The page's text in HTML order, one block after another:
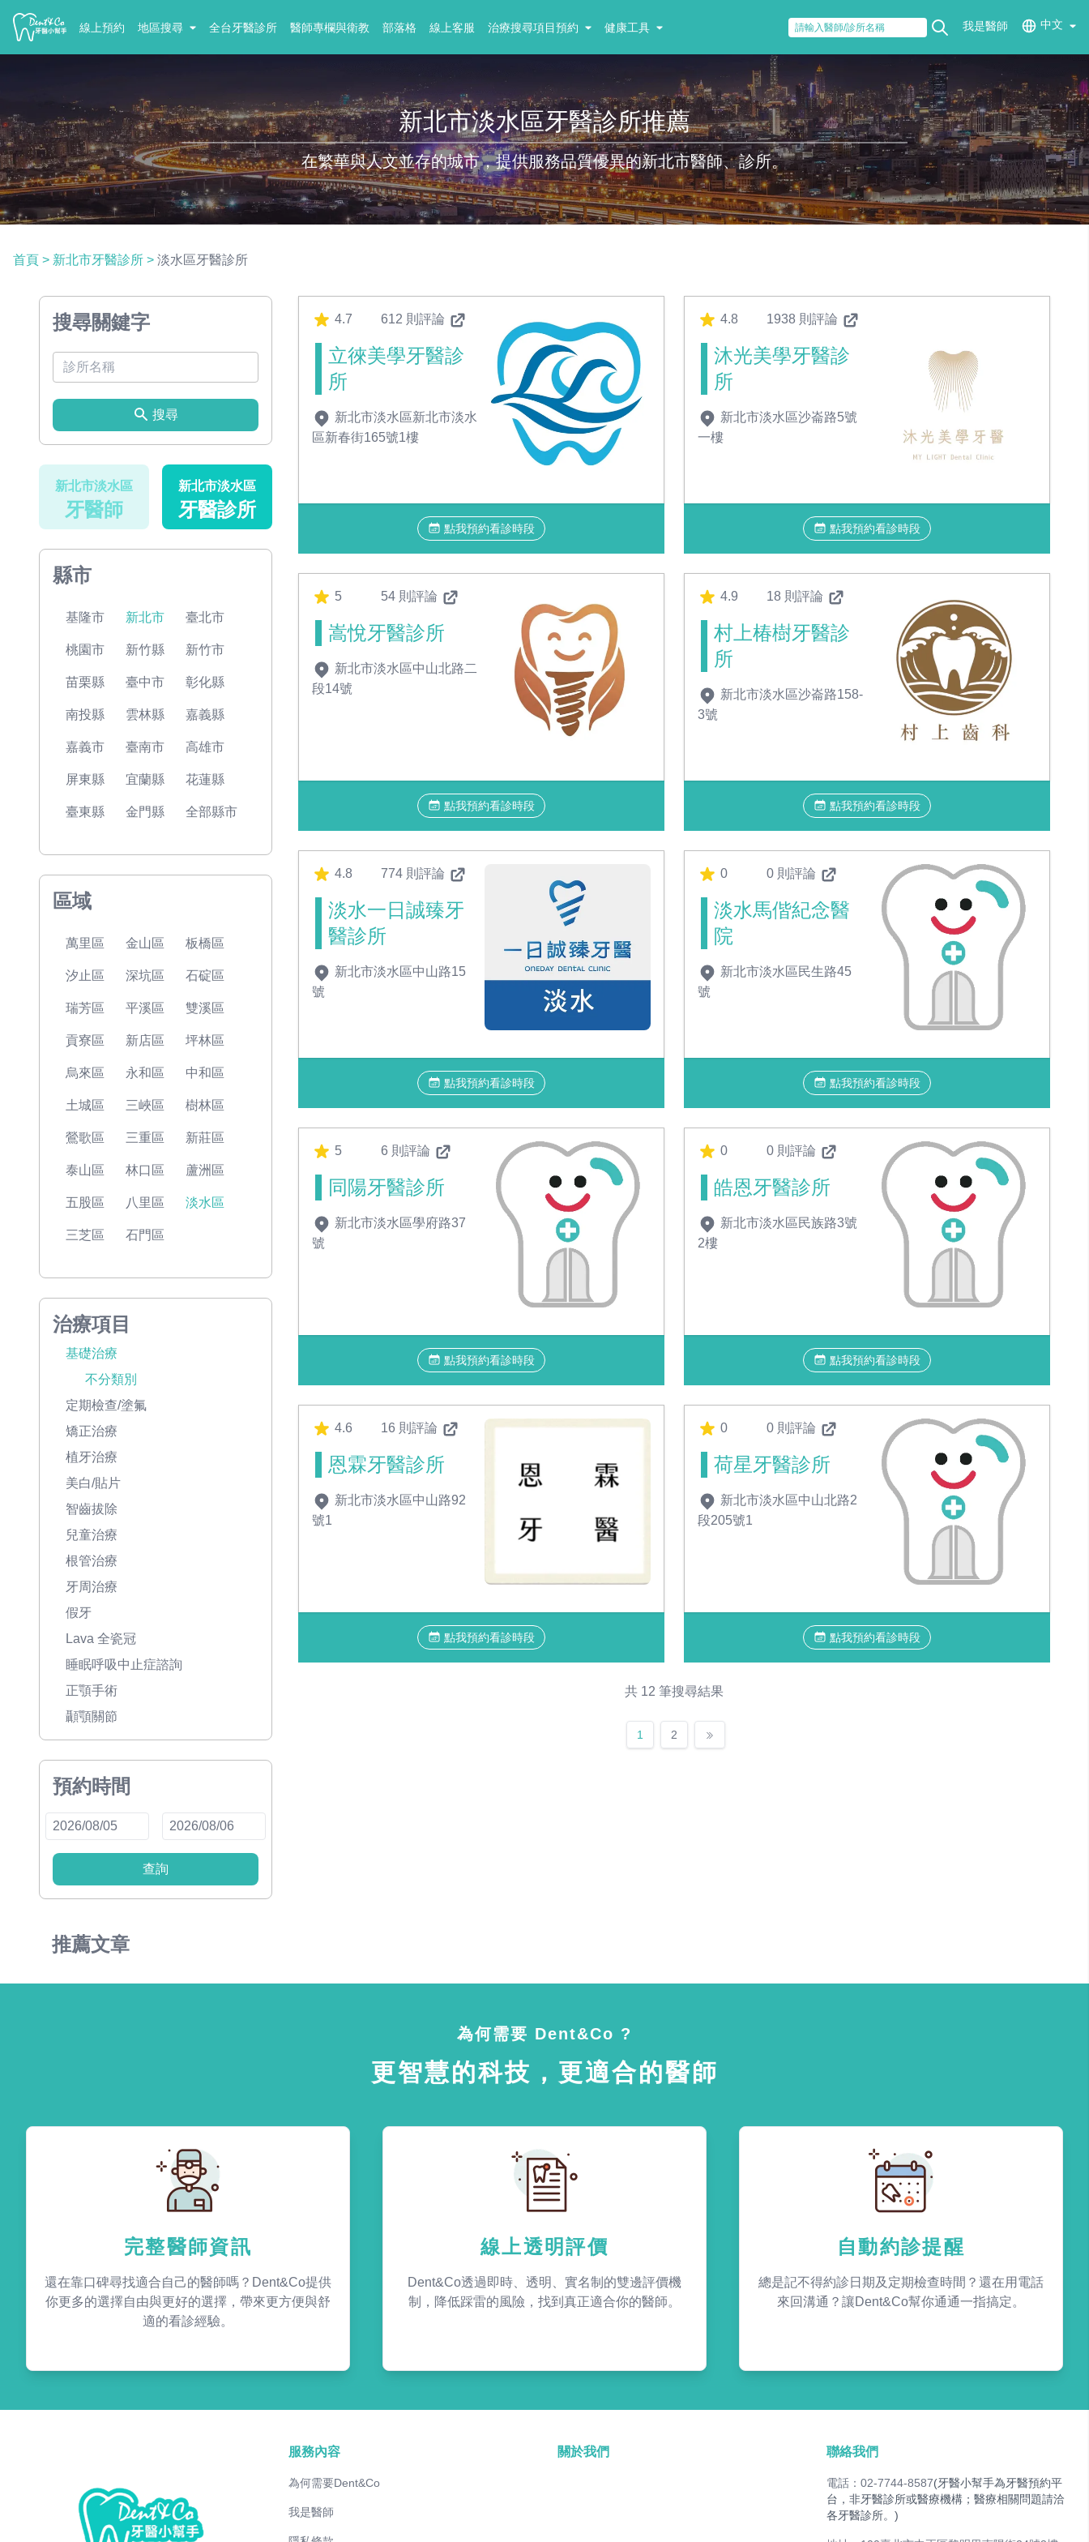
線上預約 地區搜尋 全台牙醫診所 醫師專欄與衛教 部落格 線上客服 治療搜尋項目預約 健康工具 我是醫師 中文
新北市淡水區牙醫診所推薦
在繁華與人文並存的城市，提供服務品質優異的新北市醫師、診所。
首頁 > 新北市牙醫診所 > 淡水區牙醫診所
搜尋關鍵字
搜尋
新北市淡水區
牙醫師
新北市淡水區
牙醫診所
縣市
基隆市 新北市 臺北市
桃園市 新竹縣 新竹市
苗栗縣 臺中市 彰化縣
南投縣 雲林縣 嘉義縣
嘉義市 臺南市 高雄市
屏東縣 宜蘭縣 花蓮縣
臺東縣 金門縣 全部縣市
區域
萬里區 金山區 板橋區
汐止區 深坑區 石碇區
瑞芳區 平溪區 雙溪區
貢寮區 新店區 坪林區
烏來區 永和區 中和區
土城區 三峽區 樹林區
鶯歌區 三重區 新莊區
泰山區 林口區 蘆洲區
五股區 八里區 淡水區
三芝區 石門區
治療項目
基礎治療
不分類別
定期檢查/塗氟
矯正治療
植牙治療
美白/貼片
智齒拔除
兒童治療
根管治療
牙周治療
假牙
Lava 全瓷冠
睡眠呼吸中止症諮詢
正顎手術
顳顎關節
預約時間
查詢
推薦文章
4.7 612 則評論
立徠美學牙醫診
所
新北市淡水區新北市淡水
區新春街165號1樓
點我預約看診時段
4.8 1938 則評論
沐光美學牙醫診
所
新北市淡水區沙崙路5號
一樓
點我預約看診時段
5 54 則評論
嵩悅牙醫診所
新北市淡水區中山北路二
段14號
點我預約看診時段
4.9 18 則評論
村上椿樹牙醫診
所
新北市淡水區沙崙路158-
3號
點我預約看診時段
4.8 774 則評論
淡水一日誠臻牙
醫診所
新北市淡水區中山路15
號
點我預約看診時段
0 0 則評論
淡水馬偕紀念醫
院
新北市淡水區民生路45
號
點我預約看診時段
5 6 則評論
同陽牙醫診所
新北市淡水區學府路37
號
點我預約看診時段
0 0 則評論
皓恩牙醫診所
新北市淡水區民族路3號
2樓
點我預約看診時段
4.6 16 則評論
恩霖牙醫診所
新北市淡水區中山路92
號1
點我預約看診時段
0 0 則評論
荷星牙醫診所
新北市淡水區中山北路2
段205號1
點我預約看診時段
共 12 筆搜尋結果
1 2
為何需要 Dent&Co ?
更智慧的科技，更適合的醫師
完整醫師資訊
還在靠口碑尋找適合自己的醫師嗎？Dent&Co提供
你更多的選擇自由與更好的選擇，帶來更方便與舒
適的看診經驗。
線上透明評價
Dent&Co透過即時、透明、實名制的雙邊評價機
制，降低踩雷的風險，找到真正適合你的醫師。
自動約診提醒
總是記不得約診日期及定期檢查時間？還在用電話
來回溝通？讓Dent&Co幫你通通一指搞定。
服務內容
為何需要Dent&Co
我是醫師
關於我們 聯絡我們
電話：02-7744-8587(牙醫小幫手為牙醫預約平
台，非牙醫診所或醫療機構；醫療相關問題請洽
各牙醫診所。)